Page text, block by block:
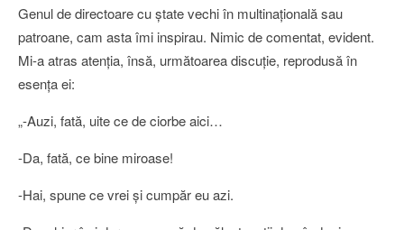
Genul de directoare cu ştate vechi în multinaţională sau
patroane, cam asta îmi inspirau. Nimic de comentat, evident.
Mi-a atras atenţia, însă, următoarea discuţie, reprodusă în
esenţa ei:
„-Auzi, fată, uite ce de ciorbe aici…
-Da, fată, ce bine miroase!
-Hai, spune ce vrei şi cumpăr eu azi.